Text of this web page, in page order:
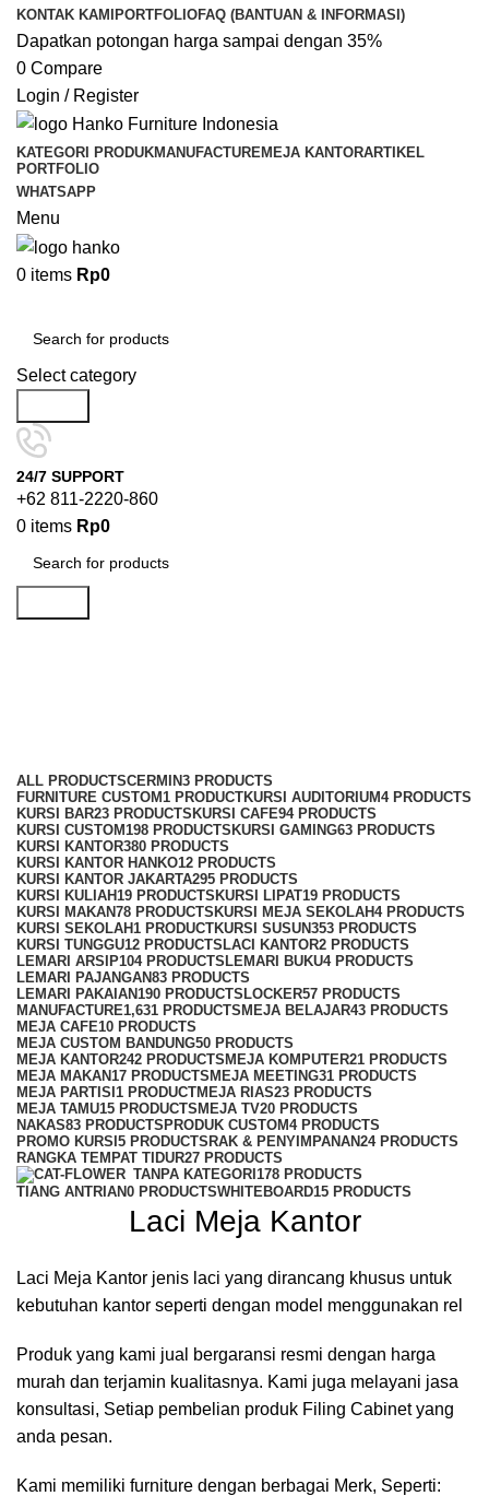
KONTAK KAMI PORTFOLIOFAQ (BANTUAN & INFORMASI)
Dapatkan potongan harga sampai dengan 35%
0 Compare
Login / Register
KATEGORI PRODUKMANUFACTUREMEJA KANTORARTIKEL
PORTFOLIO
WHATSAPP
Menu
0 items Rp0
Select category
24/7 SUPPORT
+62 811-2220-860
0 items Rp0
ALL PRODUCTSCERMIN3 PRODUCTS
FURNITURE CUSTOM1 PRODUCTKURSI AUDITORIUM4 PRODUCTS
KURSI BAR23 PRODUCTSKURSI CAFE94 PRODUCTS
KURSI CUSTOM198 PRODUCTSKURSI GAMING63 PRODUCTS
KURSI KANTOR380 PRODUCTS
KURSI KANTOR HANKO12 PRODUCTS
KURSI KANTOR JAKARTA295 PRODUCTS
KURSI KULIAH19 PRODUCTSKURSI LIPAT19 PRODUCTS
KURSI MAKAN78 PRODUCTSKURSI MEJA SEKOLAH4 PRODUCTS
KURSI SEKOLAH1 PRODUCTKURSI SUSUN353 PRODUCTS
KURSI TUNGGU12 PRODUCTSLACI KANTOR2 PRODUCTS
LEMARI ARSIP104 PRODUCTSLEMARI BUKU4 PRODUCTS
LEMARI PAJANGAN83 PRODUCTS
LEMARI PAKAIAN190 PRODUCTSLOCKER57 PRODUCTS
MANUFACTURE1,631 PRODUCTSMEJA BELAJAR43 PRODUCTS
MEJA CAFE10 PRODUCTS
MEJA CUSTOM BANDUNG50 PRODUCTS
MEJA KANTOR242 PRODUCTSMEJA KOMPUTER21 PRODUCTS
MEJA MAKAN17 PRODUCTSMEJA MEETING31 PRODUCTS
MEJA PARTISI1 PRODUCTMEJA RIAS23 PRODUCTS
MEJA TAMU15 PRODUCTSMEJA TV20 PRODUCTS
NAKAS83 PRODUCTSPRODUK CUSTOM4 PRODUCTS
PROMO KURSI5 PRODUCTSRAK & PENYIMPANAN24 PRODUCTS
RANGKA TEMPAT TIDUR27 PRODUCTS
TANPA KATEGORI 178 PRODUCTS
TIANG ANTRIAN0 PRODUCTSWHITEBOARD15 PRODUCTS
Laci Meja Kantor
Laci Meja Kantor jenis laci yang dirancang khusus untuk
kebutuhan kantor seperti dengan model menggunakan rel
Produk yang kami jual bergaransi resmi dengan harga
murah dan terjamin kualitasnya. Kami juga melayani jasa
konsultasi, Setiap pembelian produk Filing Cabinet yang
anda pesan.
Kami memiliki furniture dengan berbagai Merk, Seperti: